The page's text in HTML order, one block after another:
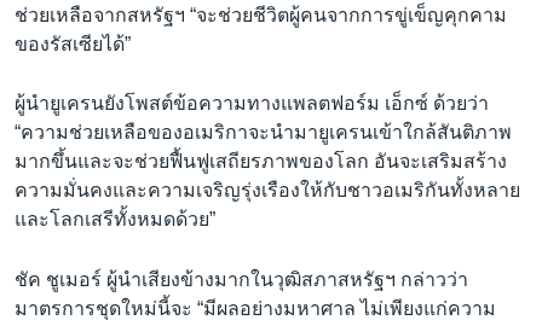
ช่วยเหลือจากสหรัฐฯ “จะช่วยชีวิตผู้คนจากการขู่เข็ญคุกคาม
ของรัสเซียได้”
ผู้นำยูเครนยังโพสต์ข้อความทางแพลตฟอร์ม เอ็กซ์ ด้วยว่า
“ความช่วยเหลือของอเมริกาจะนำมายูเครนเข้าใกล้สันติภาพ
มากขึ้นและจะช่วยฟื้นฟูเสถียรภาพของโลก อันจะเสริมสร้าง
ความมั่นคงและความเจริญรุ่งเรืองให้กับชาวอเมริกันทั้งหลาย
และโลกเสรีทั้งหมดด้วย”
ชัค ชูเมอร์ ผู้นำเสียงข้างมากในวุฒิสภาสหรัฐฯ กล่าวว่า
มาตรการชุดใหม่นี้จะ “มีผลอย่างมหาศาล ไม่เพียงแก่ความ